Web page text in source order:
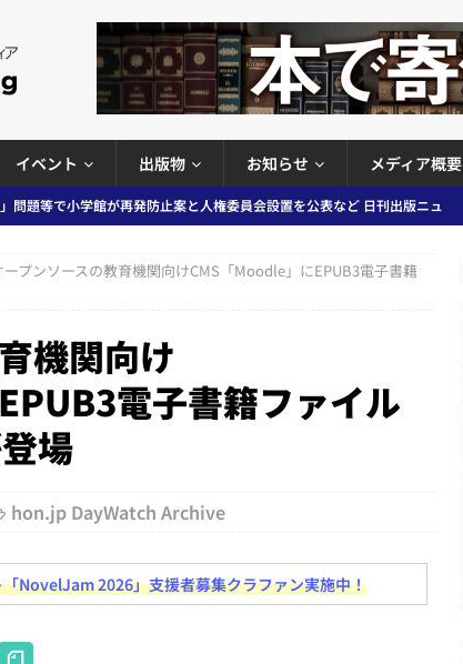
イベント 出版物 お知らせ メディア概要
」問題等で小学館が再発防止案と人権委員会設置を公表など 日刊出版ニュ
ワン」問題の第三者委員会調査報告書を公開など 日刊出版ニュースまと
者向けポータルサイト提供開始」「EUが生成AIコンテンツの識別表示を義
とめ＆コラム #726（2026年7月26日～8月1日）
週刊出版ニュースま
ンテンツの識別表示を義務化など 日刊出版ニュースまとめ 2026.08.02
ープンソースの教育機関向けCMS「Moodle」にEPUB3電子書籍
機関向け
電子書籍ファイル
場
hon.jp DayWatch Archive
NovelJam 2026」支援者募集クラファン実施中！